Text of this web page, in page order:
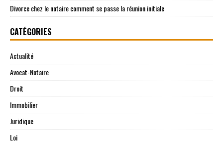
Divorce chez le notaire comment se passe la réunion initiale
CATÉGORIES
Actualité
Avocat-Notaire
Droit
Immobilier
Juridique
Loi